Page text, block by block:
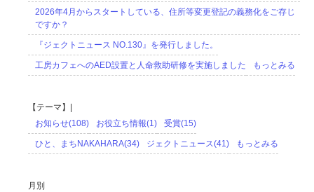
2026年4月からスタートしている、住所等変更登記の義務化をご存じ
ですか？
『ジェクトニュース NO.130』を発行しました。
工房カフェへのAED設置と人命救助研修を実施しました もっとみる
【テーマ】|
お知らせ(108)
お役立ち情報(1) 受賞(15)
ひと、まちNAKAHARA(34) ジェクトニュース(41) もっとみる
月別